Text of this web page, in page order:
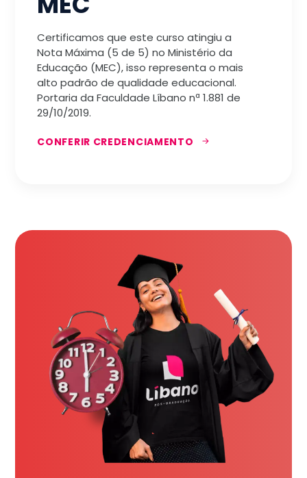
Certificamos que este curso atingiu a
Nota Máxima (5 de 5) no Ministério da
Educação (MEC), isso representa o mais
alto padrão de qualidade educacional.
Portaria da Faculdade Líbano nª 1.881 de
29/10/2019.
CONFERIR CREDENCIAMENTO